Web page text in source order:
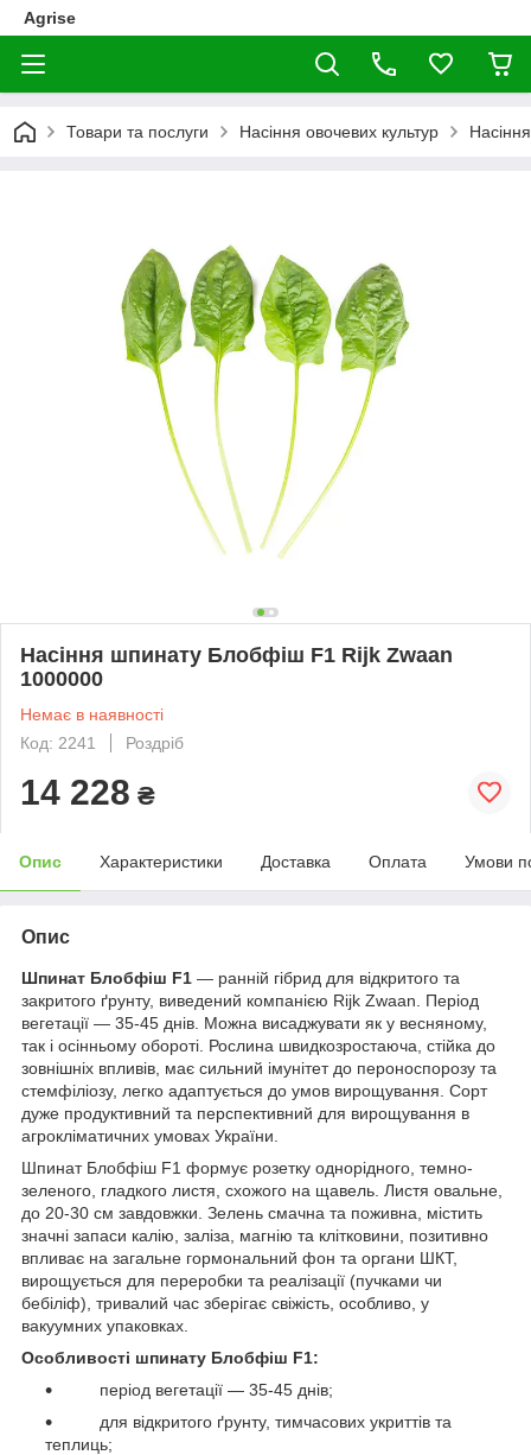
Agrise
Товари та послуги Насіння овочевих культур
Насіння шпинату Блобфіш F1 Rijk Zwaan
1000000
Немає в наявності
Код: 2241
Роздріб
14 228 ₴
Опис Характеристики Доставка Оплата Умови
Опис
Шпинат Блобфіш F1 ― ранній гібрид для відкритого та
закритого ґрунту, виведений компанією Rijk Zwaan. Період
вегетації ― 35-45 днів. Можна висаджувати як у весняному,
так і осінньому обороті. Рослина швидкозростаюча, стійка до
зовнішніх впливів, має сильний імунітет до пероноспорозу та
стемфіліозу, легко адаптується до умов вирощування. Сорт
дуже продуктивний та перспективний для вирощування в
агрокліматичних умовах України.
Шпинат Блобфіш F1 формує розетку однорідного, темно-
зеленого, гладкого листя, схожого на щавель. Листя овальне,
до 20-30 см завдовжки. Зелень смачна та поживна, містить
значні запаси калію, заліза, магнію та клітковини, позитивно
впливає на загальне гормональний фон та органи ШКТ,
вирощується для переробки та реалізації (пучками чи
бебіліф), тривалий час зберігає свіжість, особливо, у
вакуумних упаковках.
Особливості шпинату Блобфіш F1:
період вегетації ― 35-45 днів;
для відкритого ґрунту, тимчасових укриттів та
теплиць;